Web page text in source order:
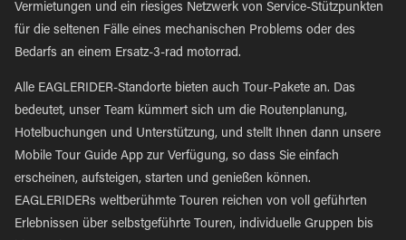
Vermietungen und ein riesiges Netzwerk von Service-Stützpunkten
für die seltenen Fälle eines mechanischen Problems oder des
Bedarfs an einem Ersatz-3-rad motorrad.
Alle EAGLERIDER-Standorte bieten auch Tour-Pakete an. Das
bedeutet, unser Team kümmert sich um die Routenplanung,
Hotelbuchungen und Unterstützung, und stellt Ihnen dann unsere
Mobile Tour Guide App zur Verfügung, so dass Sie einfach
erscheinen, aufsteigen, starten und genießen können.
EAGLERIDERs weltberühmte Touren reichen von voll geführten
Erlebnissen über selbstgeführte Touren, individuelle Gruppen bis